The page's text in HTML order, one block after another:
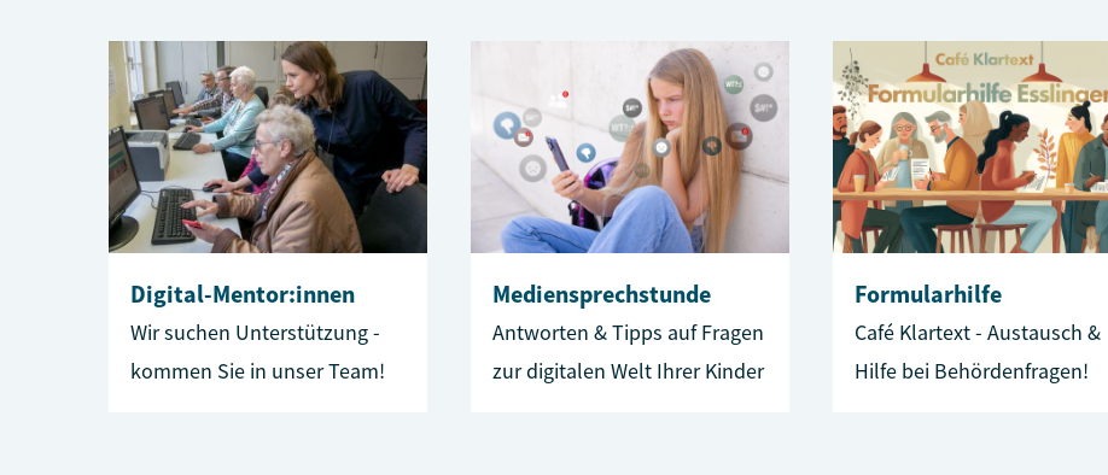
Digital-Mentor:innen
Wir suchen Unterstützung -
kommen Sie in unser Team!
Mediensprechstunde
Antworten & Tipps auf Fragen
zur digitalen Welt Ihrer Kinder
Formularhilfe
Café Klartext - Austausch &
Hilfe bei Behördenfragen!